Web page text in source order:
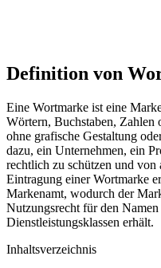
Definition von
Eine Wortmarke ist eine
Wörtern, Buchstaben, Zahlen
ohne grafische Gestaltung
dazu, ein Unternehmen, ein
rechtlich zu schützen und
Eintragung einer Wortmarke
Markenamt, wodurch der
Nutzungsrecht für den
Dienstleistungsklassen erhält.
Inhaltsverzeichnis